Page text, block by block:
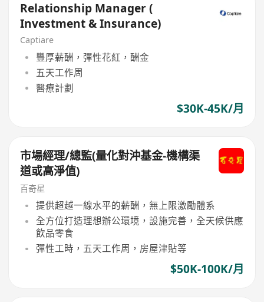
Relationship Manager (
Investment & Insurance)
Captiare
豐厚薪酬，彈性花紅，酬金
五天工作周
醫療計劃
$30K-45K/月
市場經理/總監(量化對沖基金-機構渠
道或高淨值)
百奇星
提供超越一線水平的薪酬，無上限激勵體系
全方位打造理想辦公環境，設施完善，全天候供應
飲品零食
彈性工時，五天工作周，房屋津貼等
$50K-100K/月